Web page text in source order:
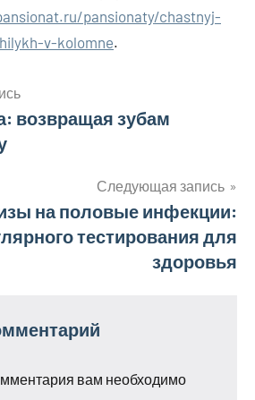
pansionaty/chastnyj-
v-kolomne.
возвращая зубам
Следующая запись
на половые инфекции:
тестирования для
здоровья
вам необходимо